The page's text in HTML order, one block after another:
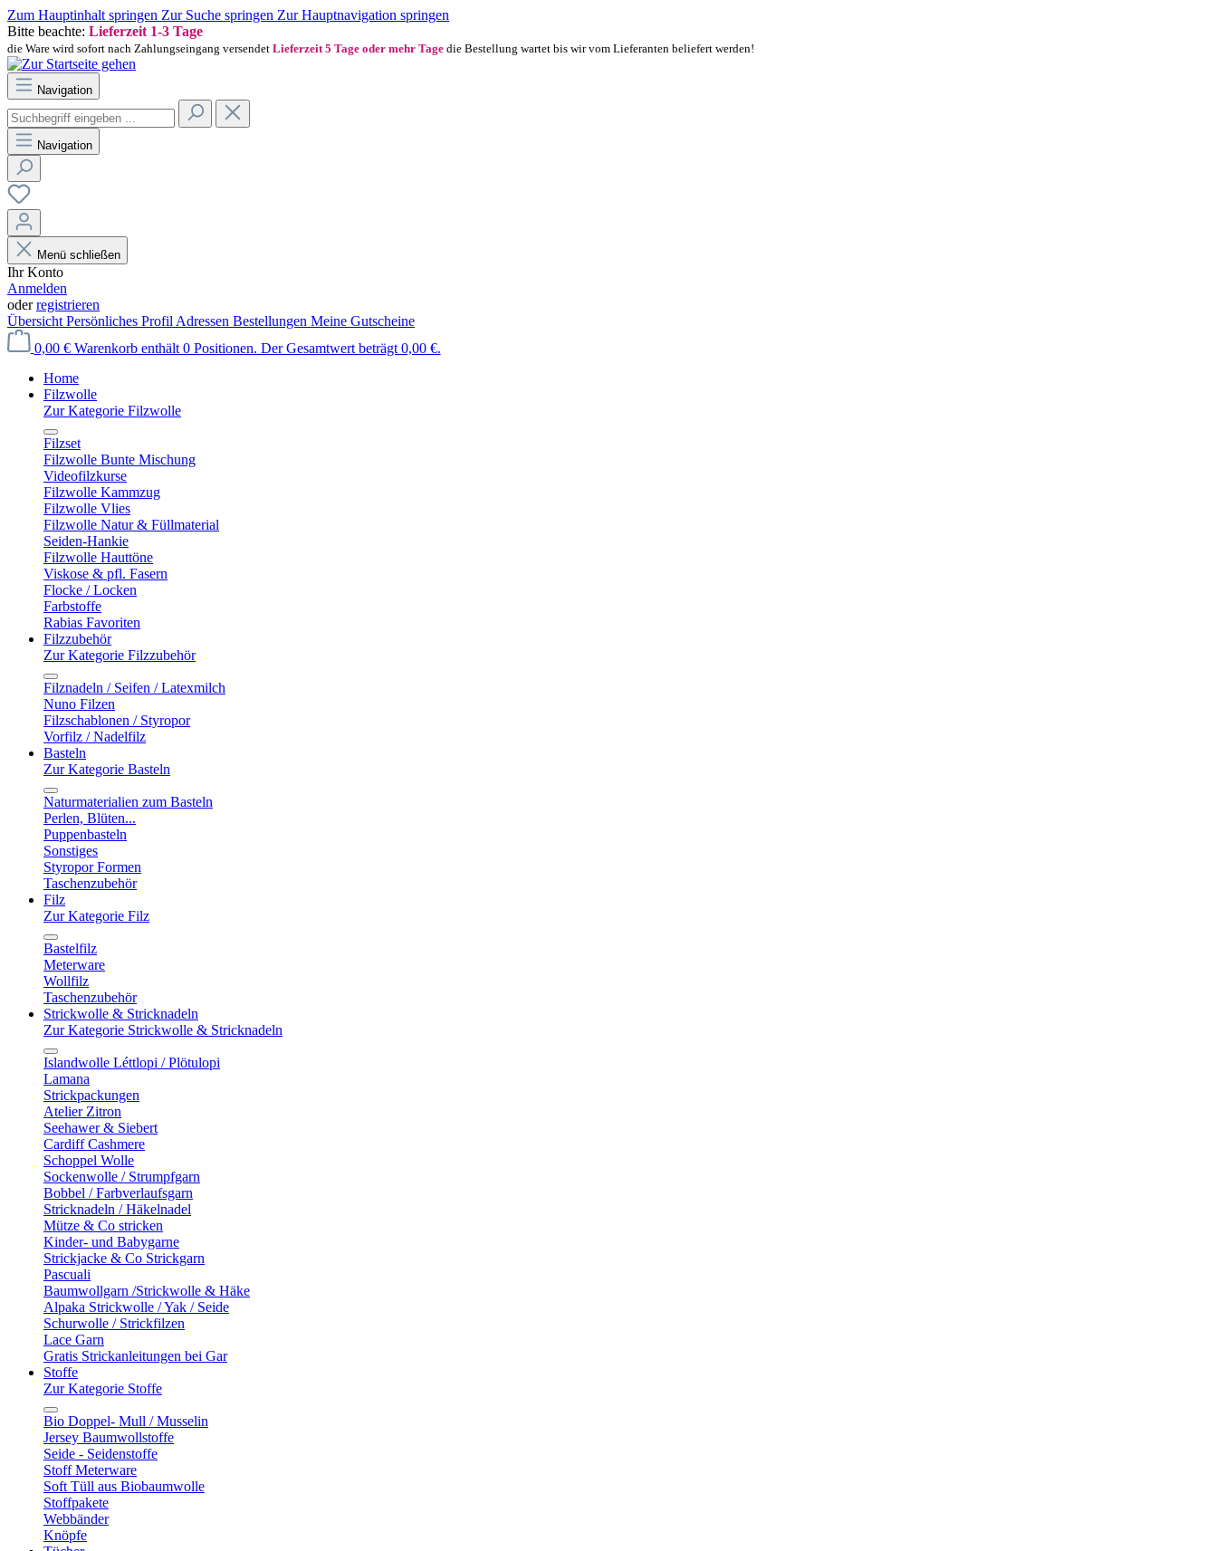
Zum Hauptinhalt springen Zur Suche springen Zur Hauptnavigation springen
Bitte beachte: Lieferzeit 1-3 Tage
die Ware wird sofort nach Zahlungseingang versendet Lieferzeit 5 Tage oder mehr Tage die Bestellung wartet bis wir vom Lieferanten beliefert werden!
Navigation
Navigation
Menü schließen
Ihr Konto
Anmelden
oderregistrieren
Übersicht Persönliches Profil Adressen Bestellungen Meine Gutscheine
0,00 € Warenkorb enthält 0 Positionen. Der Gesamtwert beträgt 0,00 €.
Home
Filzwolle
Zur Kategorie Filzwolle
Filzset
Filzwolle Bunte Mischung
Videofilzkurse
Filzwolle Kammzug
Filzwolle Vlies
Filzwolle Natur & Füllmaterial
Seiden-Hankie
Filzwolle Hauttöne
Viskose & pfl. Fasern
Flocke / Locken
Farbstoffe
Rabias Favoriten
Filzzubehör
Zur Kategorie Filzzubehör
Filznadeln / Seifen / Latexmilch
Nuno Filzen
Filzschablonen / Styropor
Vorfilz / Nadelfilz
Basteln
Zur Kategorie Basteln
Naturmaterialien zum Basteln
Perlen, Blüten...
Puppenbasteln
Sonstiges
Styropor Formen
Taschenzubehör
Filz
Zur Kategorie Filz
Bastelfilz
Meterware
Wollfilz
Taschenzubehör
Strickwolle & Stricknadeln
Zur Kategorie Strickwolle & Stricknadeln
Islandwolle Léttlopi / Plötulopi
Lamana
Strickpackungen
Atelier Zitron
Seehawer & Siebert
Cardiff Cashmere
Schoppel Wolle
Sockenwolle / Strumpfgarn
Bobbel / Farbverlaufsgarn
Stricknadeln / Häkelnadel
Mütze & Co stricken
Kinder- und Babygarne
Strickjacke & Co Strickgarn
Pascuali
Baumwollgarn /Strickwolle & Häke
Alpaka Strickwolle / Yak / Seide
Schurwolle / Strickfilzen
Lace Garn
Gratis Strickanleitungen bei Gar
Stoffe
Zur Kategorie Stoffe
Bio Doppel- Mull / Musselin
Jersey Baumwollstoffe
Seide - Seidenstoffe
Stoff Meterware
Soft Tüll aus Biobaumwolle
Stoffpakete
Webbänder
Knöpfe